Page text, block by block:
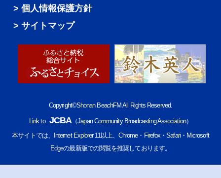
個人情報保護方針
サイトマップ
Copyright©Shonan BeachFM All Rights Reserved.
Link to JCBA（Japan Community Broadcasting Association）
本サイトでは、Internet Explorer 11以上、Chrome・Firefox・Safari・Microsoft
Edgeの最新版での閲覧を推奨しております。